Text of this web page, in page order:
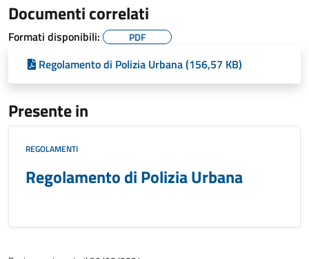
Documenti correlati
Formati disponibili: PDF
Regolamento di Polizia Urbana (156,57 KB)
Presente in
REGOLAMENTI
Regolamento di Polizia Urbana